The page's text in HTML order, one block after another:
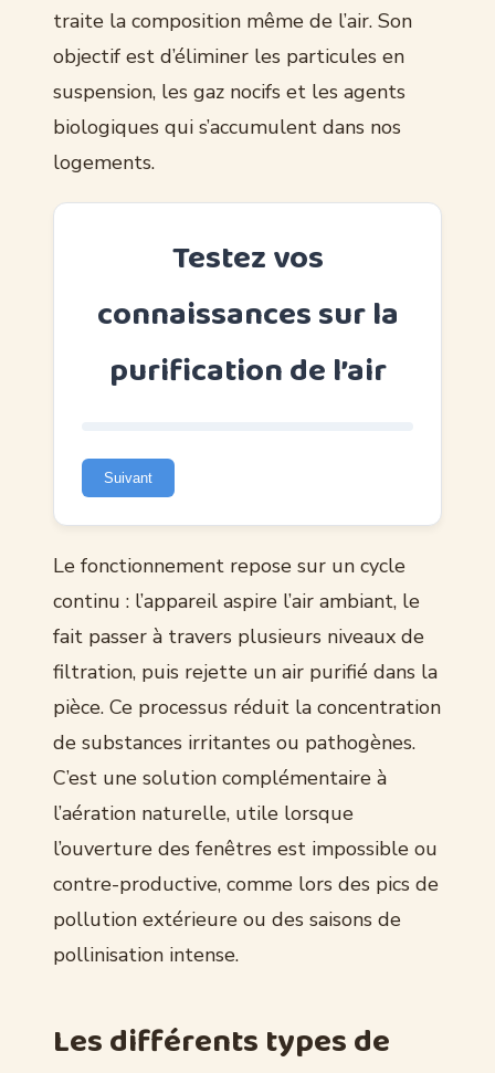
traite la composition même de l’air. Son
objectif est d’éliminer les particules en
suspension, les gaz nocifs et les agents
biologiques qui s’accumulent dans nos
logements.
Testez vos
connaissances sur la
purification de l’air
Suivant
Le fonctionnement repose sur un cycle
continu : l’appareil aspire l’air ambiant, le
fait passer à travers plusieurs niveaux de
filtration, puis rejette un air purifié dans la
pièce. Ce processus réduit la concentration
de substances irritantes ou pathogènes.
C’est une solution complémentaire à
l’aération naturelle, utile lorsque
l’ouverture des fenêtres est impossible ou
contre-productive, comme lors des pics de
pollution extérieure ou des saisons de
pollinisation intense.
Les différents types de